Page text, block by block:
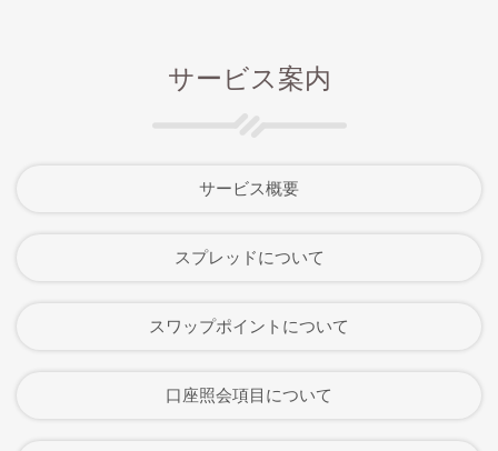
サービス案内
サービス概要
スプレッドについて
スワップポイントについて
口座照会項目について